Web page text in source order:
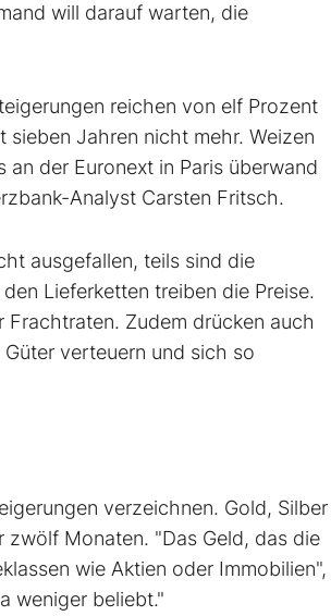
will darauf warten, die
reichen von elf Prozent
Jahren nicht mehr. Weizen
der Euronext in Paris überwand
Analyst Carsten Fritsch.
ausgefallen, teils sind die
Lieferketten treiben die Preise.
Zudem drücken auch
verteuern und sich so
verzeichnen. Gold, Silber
zwölf Monaten. "Das Geld, das die
wie Aktien oder Immobilien",
weniger beliebt."